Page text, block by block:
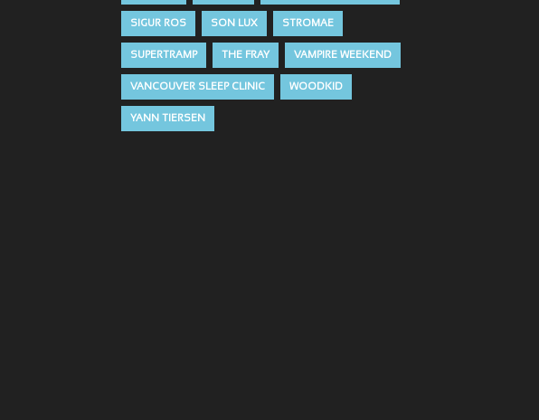
SIGUR ROS SON LUX STROMAE
SUPERTRAMP THE FRAY VAMPIRE WEEKEND
VANCOUVER SLEEP CLINIC WOODKID
YANN TIERSEN